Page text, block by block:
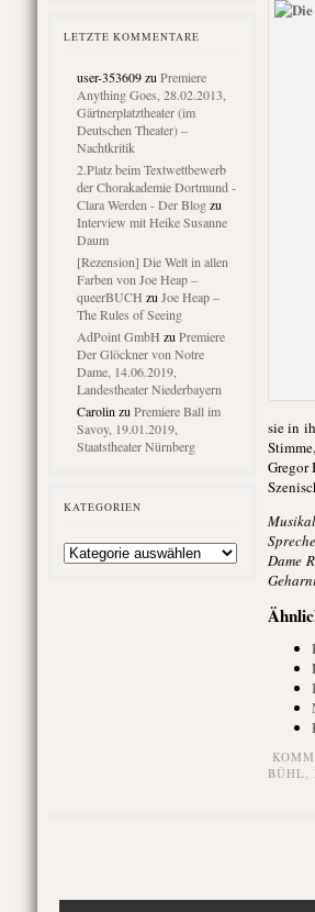
LETZTE KOMMENTARE
user-353609zu Premiere
Anything Goes, 28.02.2013,
Gärtnerplatztheater (im
Deutschen Theater) –
Nachtkritik
2.Platz beim Textwettbewerb
der Chorakademie Dortmund -
Clara Werden - Der Blogzu
Interview mit Heike Susanne
Daum
[Rezension] Die Welt in allen
Farben von Joe Heap –
queerBUCH zu Joe Heap –
The Rules of Seeing
AdPoint GmbH zu Premiere
Der Glöckner von Notre
Dame, 14.06.2019,
Landestheater Niederbayern
Carolin zu Premiere Ball im
Savoy, 19.01.2019,
Staatstheater Nürnberg
KATEGORIEN
Kategorien
sie in
Gregor
Dame
BÜHL,